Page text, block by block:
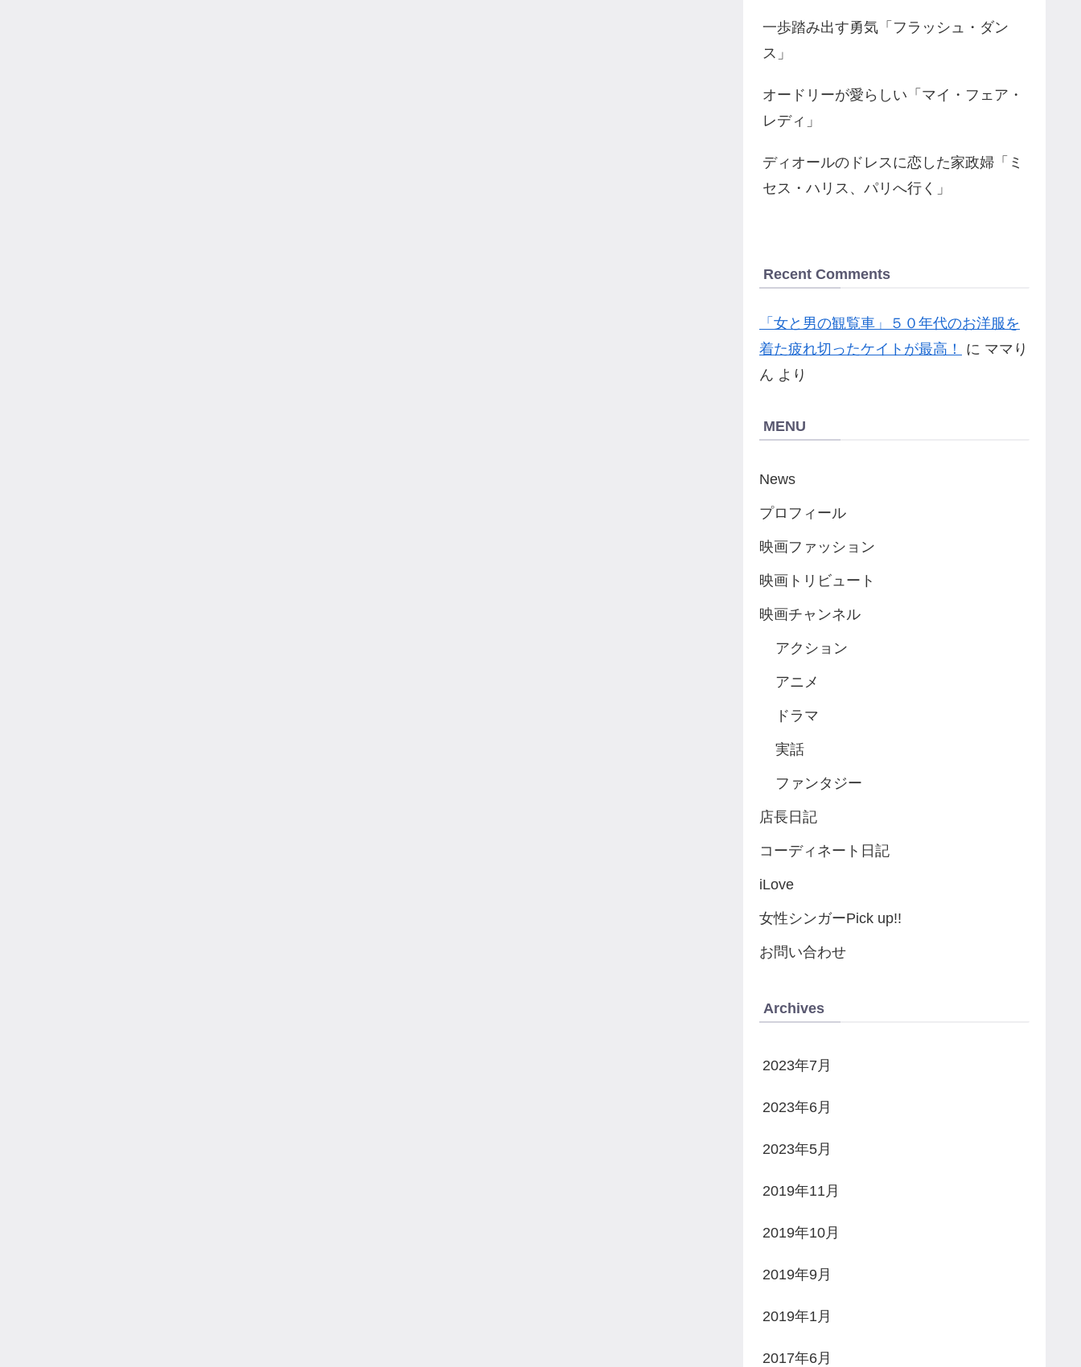
一歩踏み出す勇気「フラッシュ・ダン
ス」
オードリーが愛らしい「マイ・フェア・
レディ」
ディオールのドレスに恋した家政婦「ミ
セス・ハリス、パリへ行く」
Recent Comments
「女と男の観覧車」５０年代のお洋服を
着た疲れ切ったケイトが最高！
に ママり
ん より
MENU
News
プロフィール
映画ファッション
映画トリビュート
映画チャンネル
アクション
アニメ
ドラマ
実話
ファンタジー
店長日記
コーディネート日記
iLove
女性シンガーPick up!!
お問い合わせ
Archives
2023年7月
2023年6月
2023年5月
2019年11月
2019年10月
2019年9月
2019年1月
2017年6月